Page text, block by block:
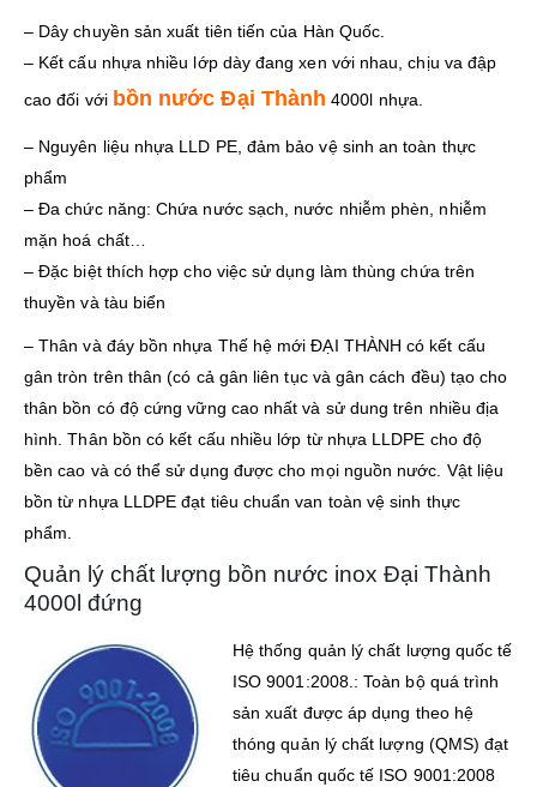
– Dây chuyền sản xuất tiên tiến của Hàn Quốc.
– Kết cấu nhựa nhiều lớp dày đang xen với nhau, chịu va đập
cao đối với bồn nước Đại Thành 4000l nhựa.
– Nguyên liệu nhựa LLD PE, đảm bảo vệ sinh an toàn thực
phẩm
– Đa chức năng: Chứa nước sạch, nước nhiễm phèn, nhiễm
mặn hoá chất…
– Đặc biệt thích hợp cho việc sử dụng làm thùng chứa trên
thuyền và tàu biển
– Thân và đáy bồn nhựa Thế hệ mới ĐẠI THÀNH có kết cấu
gân tròn trên thân (có cả gân liên tục và gân cách đều) tạo cho
thân bồn có độ cứng vững cao nhất và sử dung trên nhiều địa
hình. Thân bồn có kết cấu nhiều lớp từ nhựa LLDPE cho độ
bền cao và có thể sử dụng được cho mọi nguồn nước. Vật liệu
bồn từ nhựa LLDPE đạt tiêu chuẩn van toàn vệ sinh thực
phẩm.
Quản lý chất lượng bồn nước inox Đại Thành
4000l đứng
Hệ thống quản lý chất lượng quốc tế
ISO 9001:2008.: Toàn bộ quá trình
sản xuất được áp dụng theo hệ
thóng quản lý chất lượng (QMS) đạt
tiêu chuẩn quốc tế ISO 9001:2008